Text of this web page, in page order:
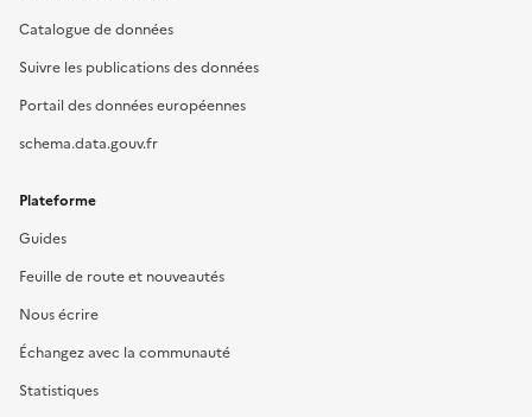
Catalogue de données
Suivre les publications des données
Portail des données européennes
schema.data.gouv.fr
Plateforme
Guides
Feuille de route et nouveautés
Nous écrire
Échangez avec la communauté
Statistiques